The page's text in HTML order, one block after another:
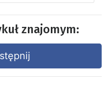
znajomym: